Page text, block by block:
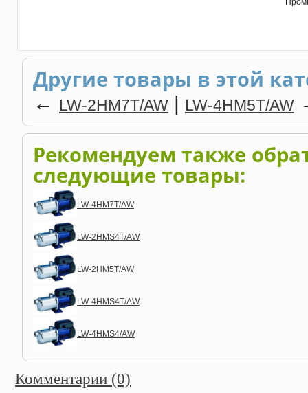
Другие товары в этой
← LW-2HM7T/AW | LW-4HM5T/AW
Рекомендуем также
следующие товары:
LW-4HM7T/AW
LW-2HMS4T/AW
LW-2HM5T/AW
LW-4HMS4T/AW
LW-4HMS4/AW
Комментарии (0)